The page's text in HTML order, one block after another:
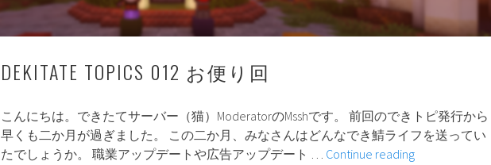
終
了
ら
せ
DEKITATE TOPICS 012 お便り回
こんにちは。できたてサーバー（猫）ModeratorのMsshです。 前回のできトピ発行から
早くも二か月が過ぎました。 この二か月、みなさんはどんなでき鯖ライフを送ってい
たでしょうか。 職業アップデートや広告アップデート … Continue readingDEKITATE